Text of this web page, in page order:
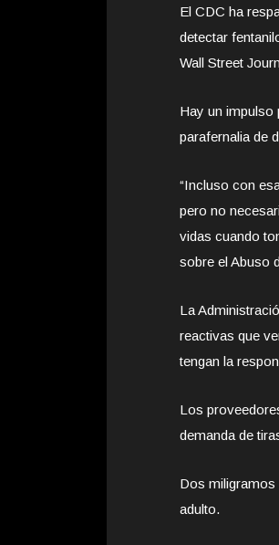
El CDC ha
detectar
Wall Street
Hay un impulso
parafernalia de
“Incluso con
pero no
vidas cuando
sobre el Abuso
La
reactivas que
tengan la
Los
demanda de
Dos miligramos
adulto.